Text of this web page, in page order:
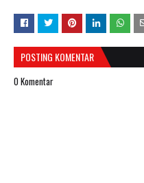
POSTING KOMENTAR
0 Komentar